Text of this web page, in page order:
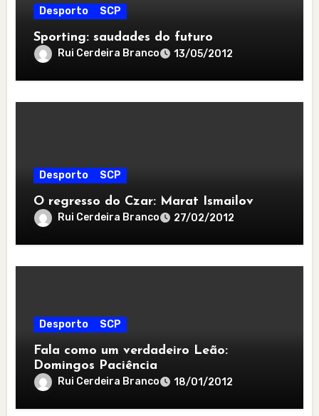
Desporto SCP
Sporting: saudades do futuro
Rui Cerdeira Branco 13/05/2012
Desporto SCP
O regresso do Czar: Marat Ismailov
Rui Cerdeira Branco 27/02/2012
Desporto SCP
Fala como um verdadeiro Leão:
Domingos Paciência
Rui Cerdeira Branco 18/01/2012